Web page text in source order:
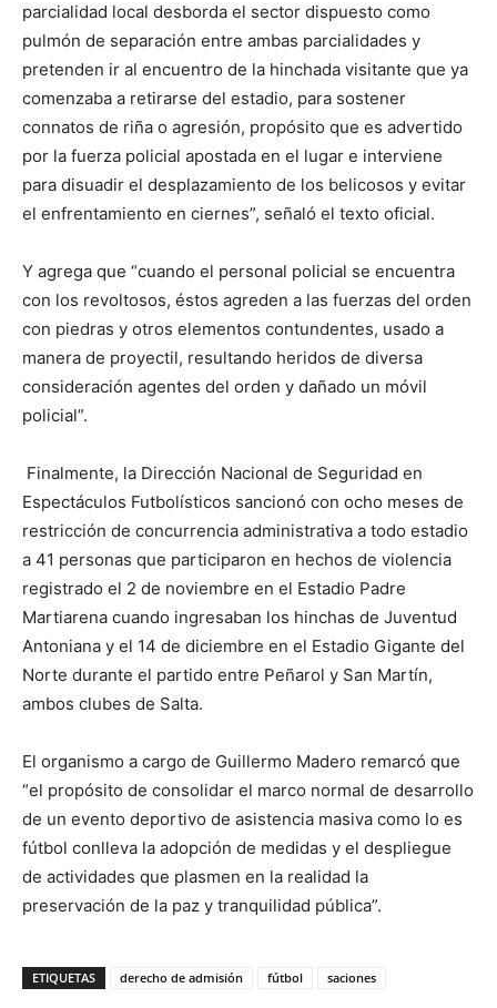
parcialidad local desborda el sector dispuesto como
pulmón de separación entre ambas parcialidades y
pretenden ir al encuentro de la hinchada visitante que ya
comenzaba a retirarse del estadio, para sostener
connatos de riña o agresión, propósito que es advertido
por la fuerza policial apostada en el lugar e interviene
para disuadir el desplazamiento de los belicosos y evitar
el enfrentamiento en ciernes”, señaló el texto oficial.
Y agrega que “cuando el personal policial se encuentra
con los revoltosos, éstos agreden a las fuerzas del orden
con piedras y otros elementos contundentes, usado a
manera de proyectil, resultando heridos de diversa
consideración agentes del orden y dañado un móvil
policial”.
Finalmente, la Dirección Nacional de Seguridad en
Espectáculos Futbolísticos sancionó con ocho meses de
restricción de concurrencia administrativa a todo estadio
a 41 personas que participaron en hechos de violencia
registrado el 2 de noviembre en el Estadio Padre
Martiarena cuando ingresaban los hinchas de Juventud
Antoniana y el 14 de diciembre en el Estadio Gigante del
Norte durante el partido entre Peñarol y San Martín,
ambos clubes de Salta.
El organismo a cargo de Guillermo Madero remarcó que
“el propósito de consolidar el marco normal de desarrollo
de un evento deportivo de asistencia masiva como lo es
fútbol conlleva la adopción de medidas y el despliegue
de actividades que plasmen en la realidad la
preservación de la paz y tranquilidad pública”.
ETIQUETAS derecho de admisión fútbol saciones